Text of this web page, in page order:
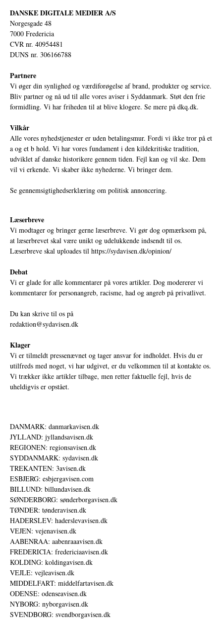
DANSKE DIGITALE MEDIER A/S
Norgesgade 48
7000 Fredericia
CVR nr. 40954481
DUNS nr. 306166788
Partnere
Vi øger din synlighed og værdiforøgelse af brand, produkter og service.
Bliv partner og nå ud til alle vores aviser i Syddanmark. Støt den frie
formidling. Vi har friheden til at blive klogere. Se mere på dkq.dk.
Vilkår
Alle vores nyhedstjenester er uden betalingsmur. Fordi vi ikke tror på et
a og et b hold. Vi har vores fundament i den kildekritiske tradition,
udviklet af danske historikere gennem tiden. Fejl kan og vil ske. Dem
vil vi erkende. Vi skaber ikke nyhederne. Vi bringer dem.
Se gennemsigtighedserklæring om politisk annoncering.
Læserbreve
Vi modtager og bringer gerne læserbreve. Vi gør dog opmærksom på,
at læserbrevet skal være unikt og udelukkende indsendt til os.
Læserbreve skal uploades til https://sydavisen.dk/opinion/
Debat
Vi er glade for alle kommentarer på vores artikler. Dog modererer vi
kommentarer for personangreb, racisme, had og angreb på privatlivet.
Du kan skrive til os på
redaktion@sydavisen.dk
Klager
Vi er tilmeldt pressenævnet og tager ansvar for indholdet. Hvis du er
utilfreds med noget, vi har udgivet, er du velkommen til at kontakte os.
Vi trækker ikke artikler tilbage, men retter faktuelle fejl, hvis de
uheldigvis er opstået.
DANMARK: danmarkavisen.dk
JYLLAND: jyllandsavisen.dk
REGIONEN: regionsavisen.dk
SYDDANMARK: sydavisen.dk
TREKANTEN: 3avisen.dk
ESBJERG: esbjergavisen.com
BILLUND: billundavisen.dk
SØNDERBORG: sønderborgavisen.dk
TØNDER: tønderavisen.dk
HADERSLEV: haderslevavisen.dk
VEJEN: vejenavisen.dk
AABENRAA: aabenraaavisen.dk
FREDERICIA: fredericiaavisen.dk
KOLDING: koldingavisen.dk
VEJLE: vejleavisen.dk
MIDDELFART: middelfartavisen.dk
ODENSE: odenseavisen.dk
NYBORG: nyborgavisen.dk
SVENDBORG: svendborgavisen.dk